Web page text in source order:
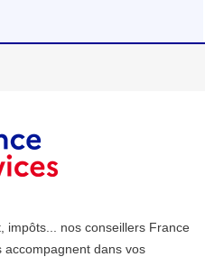
impôts... nos conseillers France
accompagnent dans vos